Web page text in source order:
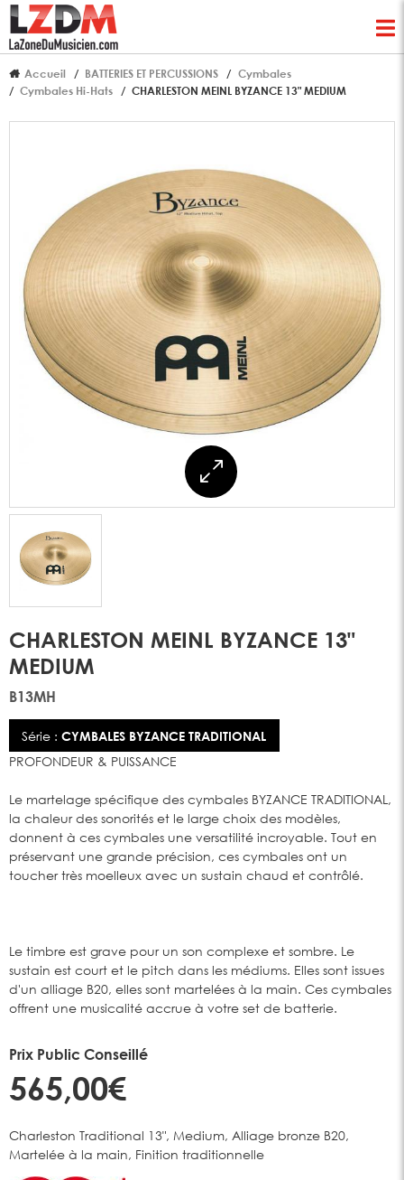
Accueil BATTERIES ET PERCUSSIONS
Cymbales
Cymbales Hi-Hats
CHARLESTON MEINL BYZANCE 13" MEDIUM
CHARLESTON MEINL BYZANCE 13"
MEDIUM
B13MH
Série :CYMBALES BYZANCE TRADITIONAL
PROFONDEUR & PUISSANCE
Le martelage spécifique des cymbales BYZANCE TRADITIONAL,
la chaleur des sonorités et le large choix des modèles,
donnent à ces cymbales une versatilité incroyable. Tout en
préservant une grande précision, ces cymbales ont un
toucher très moelleux avec un sustain chaud et contrôlé.
Le timbre est grave pour un son complexe et sombre. Le
sustain est court et le pitch dans les médiums. Elles sont issues
d'un alliage B20, elles sont martelées à la main. Ces cymbales
offrent une musicalité accrue à votre set de batterie.
Prix Public Conseillé
565,00€
Charleston Traditional 13", Medium, Alliage bronze B20,
Martelée à la main, Finition traditionnelle